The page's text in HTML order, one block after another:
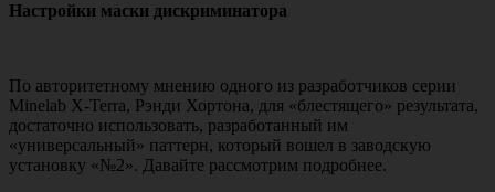
Настройки маски дискриминатора
По авторитетному мнению одного из разработчиков серии
Minelab X-Terra, Рэнди Хортона, для «блестящего» результата,
достаточно использовать, разработанный им
«универсальный» паттерн, который вошел в заводскую
установку «№2». Давайте рассмотрим подробнее.